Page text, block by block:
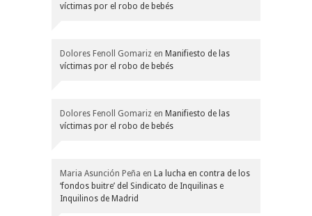
víctimas por el robo de bebés
Dolores Fenoll Gomariz en Manifiesto de las
víctimas por el robo de bebés
Dolores Fenoll Gomariz en Manifiesto de las
víctimas por el robo de bebés
Maria Asunción Peña en La lucha en contra de los
‘fondos buitre’ del Sindicato de Inquilinas e
Inquilinos de Madrid